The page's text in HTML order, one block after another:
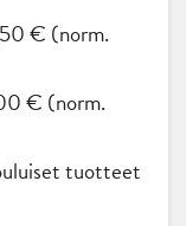
€ (norm.
€ (norm.
tuotteet